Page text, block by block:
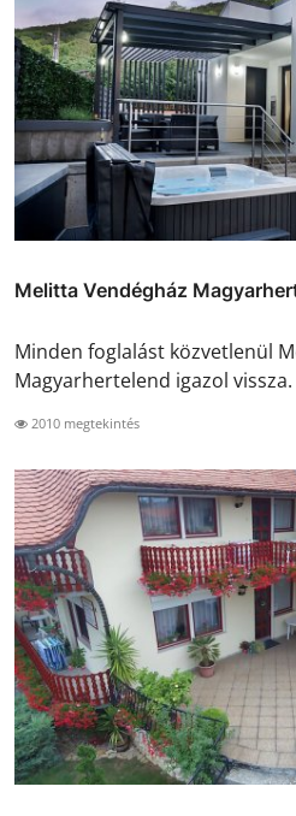
Melitta Vendégház
Minden foglalást közvetlenül
Magyarhertelend igazol vissza.
2010 megtekintés